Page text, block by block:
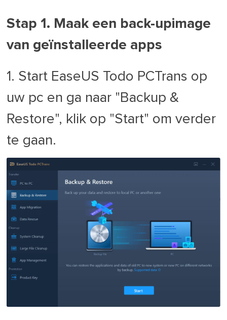
Stap 1. Maak een back-upimage
van geïnstalleerde apps
1. Start EaseUS Todo PCTrans op
uw pc en ga naar "Backup &
Restore", klik op "Start" om verder
te gaan.